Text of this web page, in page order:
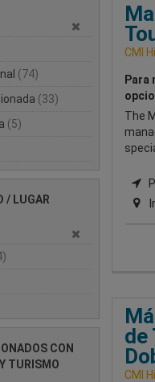
(74)
(33)
(5)
/ LUGAR
CON
TURISMO
CMI
Para
The
de
CMI